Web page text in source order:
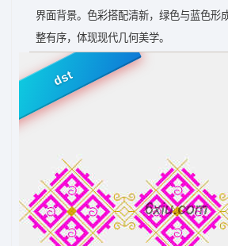
界面背景。色彩搭配清新，绿色与蓝色形
整有序，体现现代几何美学。
dst